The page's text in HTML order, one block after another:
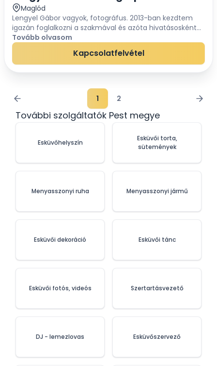
Maglód
Lengyel Gábor vagyok, fotográfus. 2013-ban kezdtem
igazán foglalkozni a szakmával és azóta hivatásosként
dolgozom több témát felölelve. Külföldről inspirálódva
jutottam el a saját stílusomhoz. Fontos...
Tovább olvasom
Kapcsolatfelvétel
1 2
További szolgáltatók Pest megye
Esküvőhelyszín
Menyasszonyi ruha
Esküvői dekoráció
Esküvői fotós, videós
DJ - lemezlovas
Esküvői torta,
sütemények
Menyasszonyi jármű
Esküvői tánc
Szertartásvezető
Esküvőszervező